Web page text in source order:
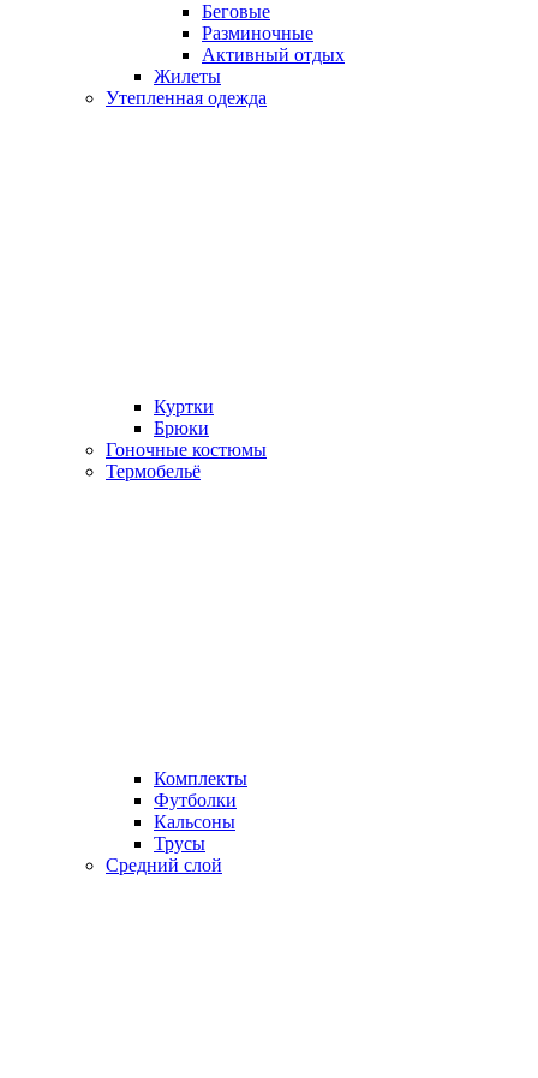
Беговые
Разминочные
Активный отдых
Жилеты
Утепленная одежда
Куртки
Брюки
Гоночные костюмы
Термобельё
Комплекты
Футболки
Кальсоны
Трусы
Средний слой